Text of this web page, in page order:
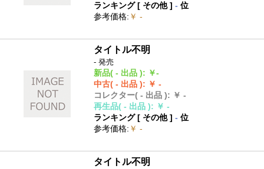
ランキング [ その他]- 位
参考価格: ￥ -
タイトル不明
- 発売
新品( - 出品 ): ￥-
中古( - 出品 ): ￥ -
コレクター( - 出品 ): ￥ -
再生品( - 出品 ): ￥ -
ランキング [ その他]- 位
参考価格: ￥ -
タイトル不明